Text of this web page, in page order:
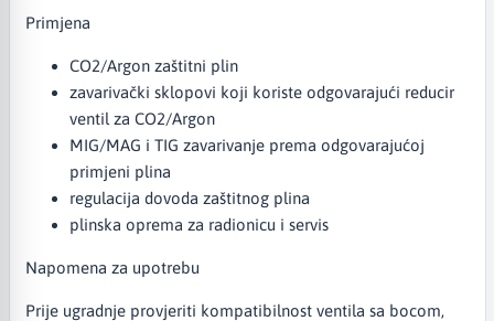
Primjena
CO2/Argon zaštitni plin
zavarivački sklopovi koji koriste odgovarajući reducir
ventil za CO2/Argon
MIG/MAG i TIG zavarivanje prema odgovarajućoj
primjeni plina
regulacija dovoda zaštitnog plina
plinska oprema za radionicu i servis
Napomena za upotrebu
Prije ugradnje provjeriti kompatibilnost ventila sa bocom,